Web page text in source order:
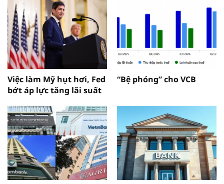
Việc làm Mỹ hụt hơi, Fed
bớt áp lực tăng lãi suất
“Bệ phóng” cho VCB